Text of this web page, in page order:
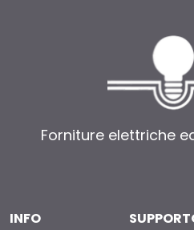
Forniture elettriche
INFO